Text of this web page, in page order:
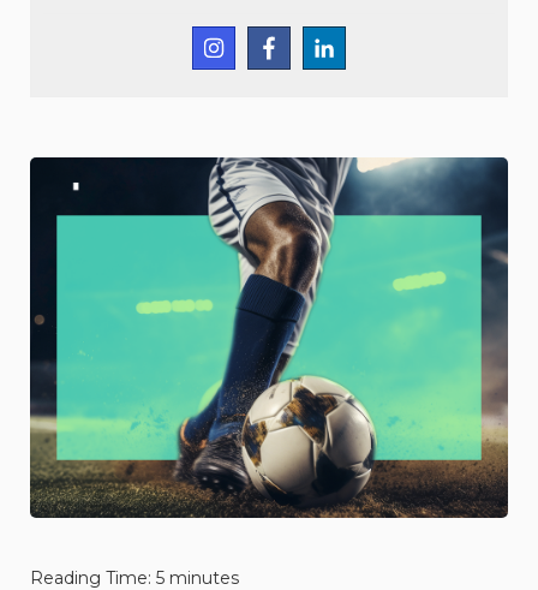
Reading Time: 5 minutes